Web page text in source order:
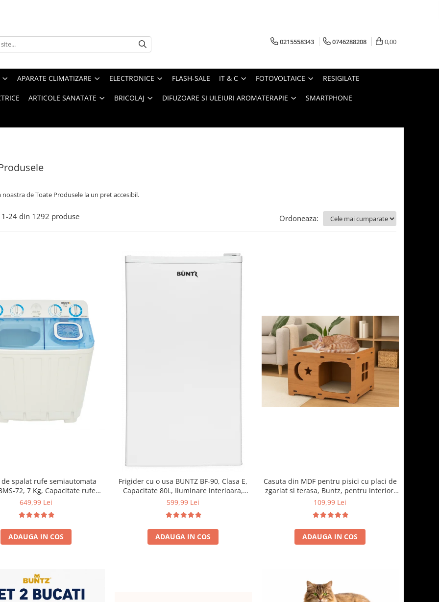
0215558343 0746288208 0,00
APARATE CLIMATIZARE ELECTRONICE FLASH-SALE IT & C FOTOVOLTAICE RESIGILATE
ARTICOLE SANATATE BRICOLAJ DIFUZOARE SI ULEIURI AROMATERAPIE SMARTPHONE
noastra deToate Produsele la un pret accesibil.
1-24 din 1292 produse Ordoneaza:
de spalat rufe semiautomata
72, 7 Kg, Capacitate rufe
5Kg, 330 W, Alb/Albastru
649,99 Lei
ADAUGA IN COS
Frigider cu o usa BUNTZ BF-90, Clasa E,
Capacitate 80L, Iluminare interioara,
Compartiment gheata, H 83 cm, Alb
599,99 Lei
ADAUGA IN COS
Casuta din MDF pentru pisici cu placi de
zgariat si terasa, Buntz, pentru interior,
59x28.5x35cm, Maro
109,99 Lei
ADAUGA IN COS